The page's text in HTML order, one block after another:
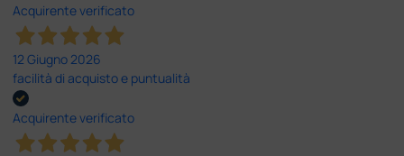
Acquirente verificato
12 Giugno 2026
facilità di acquisto e puntualità
Acquirente verificato